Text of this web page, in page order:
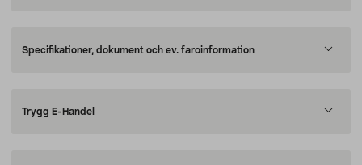
Specifikationer, dokument och ev. faroinformation
Trygg E-Handel